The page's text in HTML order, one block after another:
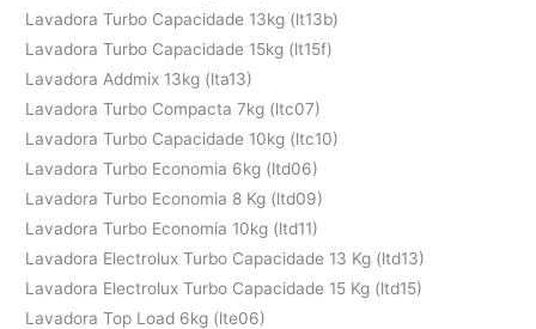
Lavadora Turbo Capacidade 13kg (lt13b)
Lavadora Turbo Capacidade 15kg (lt15f)
Lavadora Addmix 13kg (lta13)
Lavadora Turbo Compacta 7kg (ltc07)
Lavadora Turbo Capacidade 10kg (ltc10)
Lavadora Turbo Economia 6kg (ltd06)
Lavadora Turbo Economia 8 Kg (ltd09)
Lavadora Turbo Economia 10kg (ltd11)
Lavadora Electrolux Turbo Capacidade 13 Kg (ltd13)
Lavadora Electrolux Turbo Capacidade 15 Kg (ltd15)
Lavadora Top Load 6kg (lte06)